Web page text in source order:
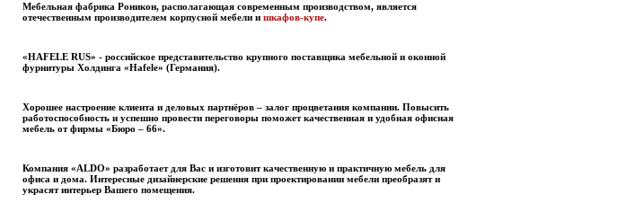
Мебельная фабрика Роникон, располагающая современным производством, является
отечественным производителем корпусной мебели и шкафов-купе.
«HAFELE RUS» - российское представительство крупного поставщика мебельной и оконной
фурнитуры Холдинга «Hafele» (Германия).
Хорошее настроение клиента и деловых партнёров – залог процветания компании. Повысить
работоспособность и успешно провести переговоры поможет качественная и удобная офисная
мебель от фирмы «Бюро – 66».
Компания «ALDO» разработает для Вас и изготовит качественную и практичную мебель для
офиса и дома. Интересные дизайнерские решения при проектировании мебели преобразят и
украсят интерьер Вашего помещения.